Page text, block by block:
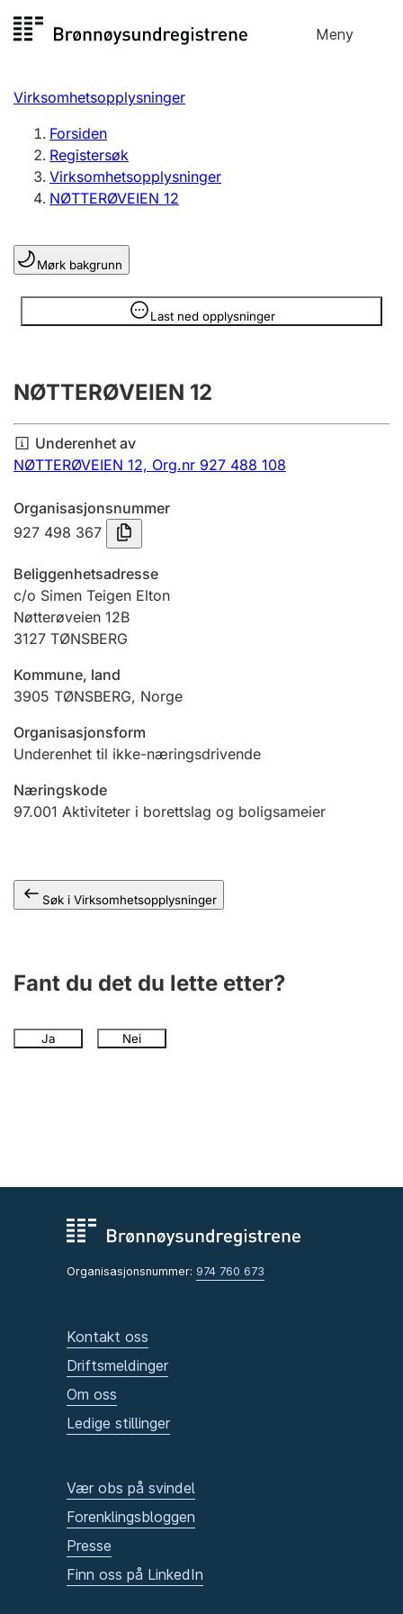
til
Meny
Registersøk
Aksjeselskap
Enkeltpersonforetak
Registrere, endre, slette
Lag og forening
Registrere, endre, slette
Årsregnskap
Innsending og forsinkelsesgebyr
Tinglysing
Jeger
Betaling og jegeravgiftskort
Ektepaktveileder
Offentlig sektor
Andre tema
Virksomhetsopplysninger
Forsiden
Registersøk
Virksomhetsopplysninger
NØTTERØVEIEN 12
Mørk bakgrunn
Last ned opplysninger
Opplysninger er skjult
NØTTERØVEIEN 12
Underenhet av
NØTTERØVEIEN 12, Org.nr 927 488 108
Organisasjonsnummer
927 498 367
Beliggenhetsadresse
c/o Simen Teigen Elton
Nøtterøveien 12B
3127 TØNSBERG
Kommune, land
3905 TØNSBERG, Norge
Organisasjonsform
Underenhet til ikke-næringsdrivende
Næringskode
97.001 Aktiviteter i borettslag og boligsameier
Søk i Virksomhetsopplysninger
Fant du det du lette etter?
Ja Nei
Organisasjonsnummer: 974 760 673
Kontakt oss
Driftsmeldinger
Om oss
Ledige stillinger
Vær obs på svindel
Forenklingsbloggen
Presse
Finn oss på LinkedIn